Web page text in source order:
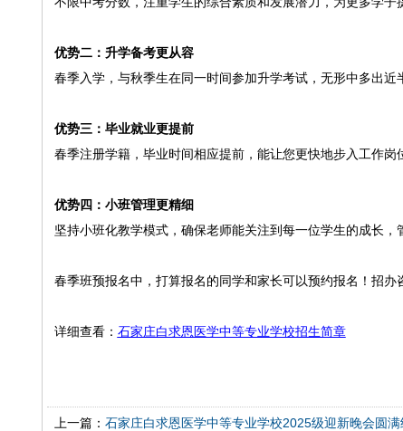
优势二：升学备考更从容
春季入学，与秋季生在同一时间参加升学考试，无形中多出近
优势三：毕业就业更提前
春季注册学籍，毕业时间相应提前，能让您更快地步入工作岗
优势四：小班管理更精细
坚持小班化教学模式，确保老师能关注到每一位学生的成长，
春季班预报名中，打算报名的同学和家长可以预约报名！招
详细查看： 石家庄白求恩医学中等专业学校招生简章
上一篇： 石家庄白求恩医学中等专业学校2025级迎新晚会圆满